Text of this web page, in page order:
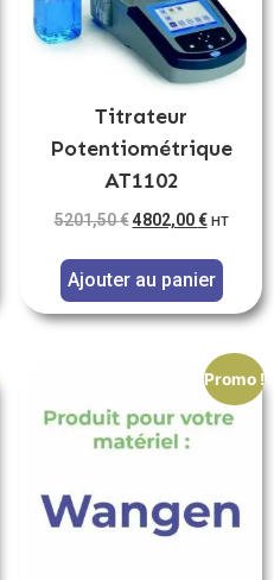
Titrateur
Potentiométrique
AT1102
5201,50€ 4802,00€ HT
Ajouter au panier
Promo !